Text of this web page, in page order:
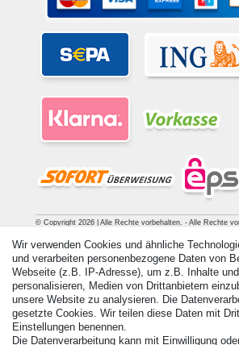
© Copyright 2026 | Alle Rechte vorbehalten. - Alle Rechte
Vertrag widerrufen Kontakt
Wir verwenden Cookies und ähnliche
und verarbeiten personenbezogene Daten von
Webseite (z.B. IP-Adresse), um z.B. Inhalte
personalisieren, Medien von Drittanbietern
unsere Website zu analysieren. Die
gesetzte Cookies. Wir teilen diese Daten mit
Einstellungen benennen.
Die Datenverarbeitung kann mit Einwilligung